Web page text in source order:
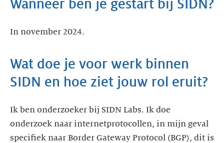
Wanneer ben je gestart bij SIDN?
In november 2024.
Wat doe je voor werk binnen
SIDN en hoe ziet jouw rol eruit?
Ik ben onderzoeker bij SIDN Labs. Ik doe
onderzoek naar internetprotocollen, in mijn geval
specifiek naar Border Gateway Protocol (BGP), dit is